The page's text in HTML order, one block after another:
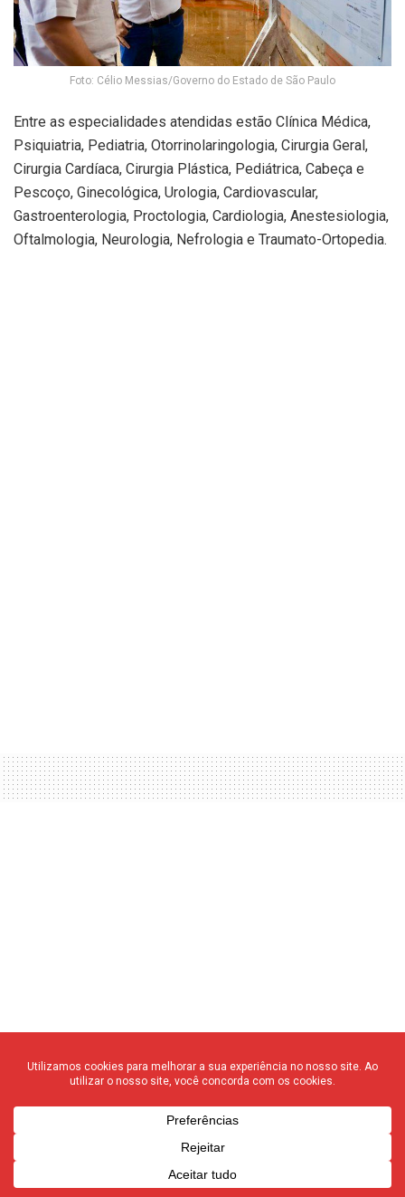
Foto: Célio Messias/Governo do Estado de São Paulo
Entre as especialidades atendidas estão Clínica Médica,
Psiquiatria, Pediatria, Otorrinolaringologia, Cirurgia Geral,
Cirurgia Cardíaca, Cirurgia Plástica, Pediátrica, Cabeça e
Pescoço, Ginecológica, Urologia, Cardiovascular,
Gastroenterologia, Proctologia, Cardiologia, Anestesiologia,
Oftalmologia, Neurologia, Nefrologia e Traumato-Ortopedia.